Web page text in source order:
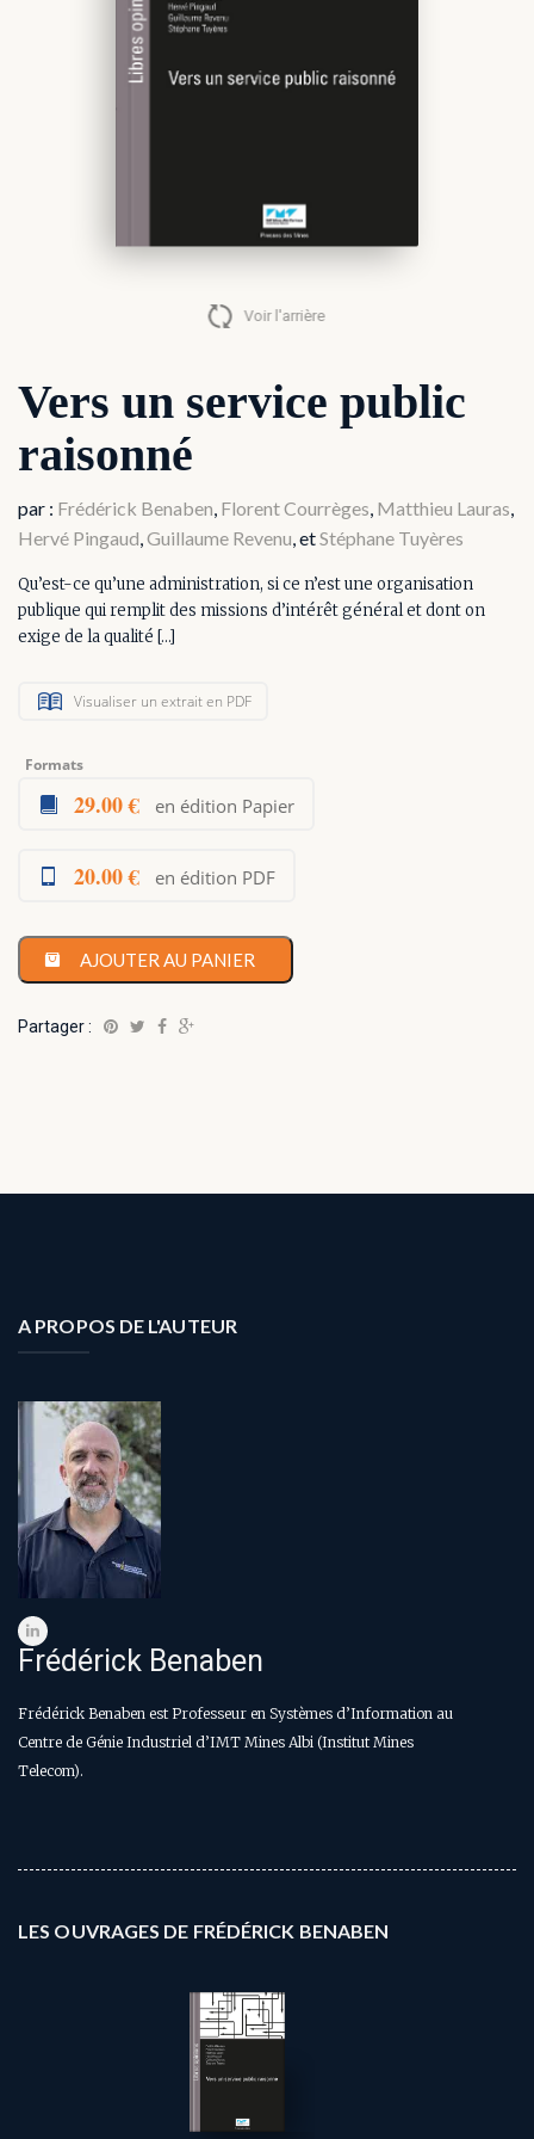
Voir l'arrière
Vers un service public
raisonné
par : Frédérick Benaben, Florent Courrèges, Matthieu Lauras,
Hervé Pingaud,Guillaume Revenu, etStéphane Tuyères
Qu’est-ce qu’une administration, si ce n’est une organisation
publique qui remplit des missions d’intérêt général et dont on
exige de la qualité […]
Visualiser un extrait en PDF
Formats
29.00 € en édition Papier
20.00 € en édition PDF
AJOUTER AU PANIER
Partager :
A PROPOS DE L'AUTEUR
Frédérick Benaben
Frédérick Benaben est Professeur en Systèmes d’Information au
Centre de Génie Industriel d’IMT Mines Albi (Institut Mines
Telecom).
LES OUVRAGES DE FRÉDÉRICK BENABEN